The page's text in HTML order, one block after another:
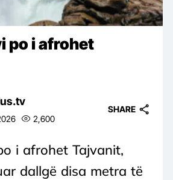
po i afrohet
2,600
SHARE
i afrohet Tajvanit,
dallgë disa metra të